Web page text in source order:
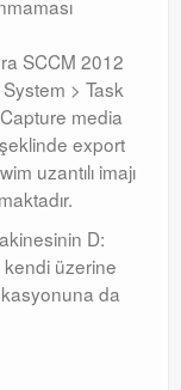
SCCM 2012
> Task
media
export
uzantılı imajı
D:
kendi üzerine
da